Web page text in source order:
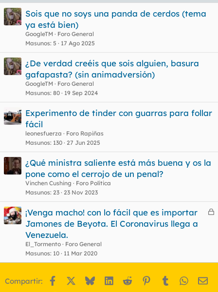
Sois que no soys una panda de cerdos (tema
ya está bien)
GoogleTM
Foro General
Masunos 5 17 Ago 2025
¿De verdad creéis que sois alguien, basura
gafapasta? (sin animadversión)
GoogleTM
Foro General
Masunos 80 19 Sep 2024
Experimento de tinder con guarras para follar
fácil
leonesfuerza
Foro Rapiñas
Masunos 130 27 Jun 2025
¿Qué ministra saliente está más buena y os la
pone como el cerrojo de un penal?
Vinchen Cushing
Foro Política
Masunos 23 23 Nov 2023
C
d
¡Venga macho! con lo fácil que es importar
Jamones de Beyota. El Coronavirus llega a
Venezuela.
El_Tormento
Foro General
Masunos 10 11 Mar 2020
Compartir: Facebook BlueskyLinkedIn
Reddit Pinterest
Tumblr